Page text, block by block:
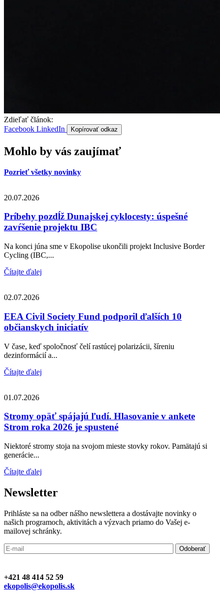
Zdieľať článok:
Facebook LinkedIn Kopírovať odkaz
Mohlo by vás zaujímať
Pozrieť všetky novinky
20.07.2026
Príbehy pozdĺž Dunajskej cyklocesty: úspešné
zavŕšenie projektu IBC
Na konci júna sme v Ekopolise ukončili projekt Inclusive Border
Cycling (IBC,...
Čítajte ďalej
02.07.2026
EEA Civil Society Fund podporil ďalších 10
občianskych iniciatív
V čase, keď spoločnosť čelí rastúcej polarizácii, šíreniu
dezinformácií a...
Čítajte ďalej
01.07.2026
Stromy opäť spájajú ľudí. Hlasovanie v ankete
Strom roka 2026 je spustené
Niektoré stromy stoja na svojom mieste stovky rokov. Pamätajú si
generácie...
Čítajte ďalej
Newsletter
Prihláste sa na odber nášho newslettera a dostávajte novinky o
našich programoch, aktivitách a výzvach priamo do Vašej e-
mailovej schránky.
+421 48 414 52 59
ekopolis@ekopolis.sk